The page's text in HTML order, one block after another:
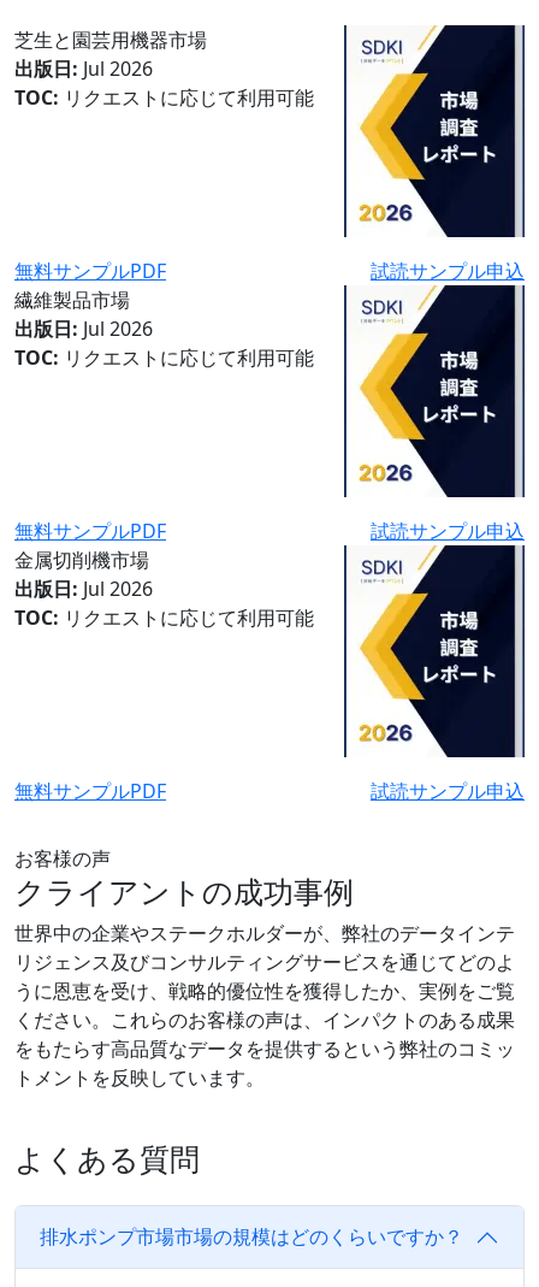
芝生と園芸用機器市場
出版日: Jul 2026
TOC: リクエストに応じて利用可能
無料サンプルPDF
試読サンプル申込
繊維製品市場
出版日: Jul 2026
TOC: リクエストに応じて利用可能
無料サンプルPDF
試読サンプル申込
金属切削機市場
出版日: Jul 2026
TOC: リクエストに応じて利用可能
無料サンプルPDF 試読サンプル申込
お客様の声
クライアントの成功事例
世界中の企業やステークホルダーが、弊社のデータインテ
リジェンス及びコンサルティングサービスを通じてどのよ
うに恩恵を受け、戦略的優位性を獲得したか、実例をご覧
ください。これらのお客様の声は、インパクトのある成果
をもたらす高品質なデータを提供するという弊社のコミッ
トメントを反映しています。
よくある質問
排水ポンプ市場市場の規模はどのくらいですか？